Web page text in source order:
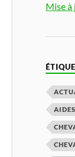
Mise à